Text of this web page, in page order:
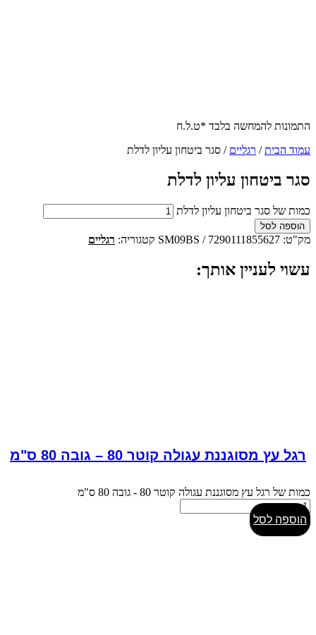
התמונות להמחשה בלבד *ט.ל.ח
עמוד הבית/ רגליים / סגר ביטחון עליון לדלת
סגר ביטחון עליון לדלת
כמות של סגר ביטחון עליון לדלת
הוספה לסל
מק"ט: SM09BS / 7290111855627 קטגוריה: רגליים
עשוי לעניין אותך:
רגל עץ מסוגננת עגולה קוטר 80 – גובה 80 ס"מ
כמות של רגל עץ מסוגננת עגולה קוטר 80 - גובה 80 ס"מ
הוספה לסל